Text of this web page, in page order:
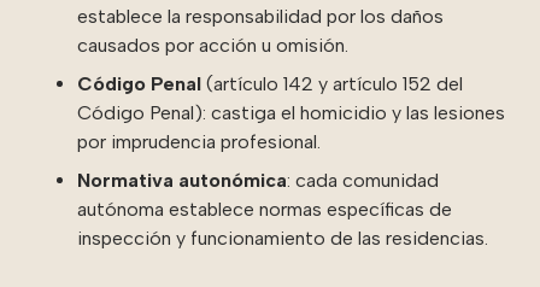
establece la responsabilidad por los daños
causados por acción u omisión.
Código Penal (artículo 142 y artículo 152 del
Código Penal): castiga el homicidio y las lesiones
por imprudencia profesional.
Normativa autonómica: cada comunidad
autónoma establece normas específicas de
inspección y funcionamiento de las residencias.